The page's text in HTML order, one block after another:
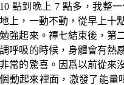
10 點到晚上 7 點多，我整
地上，一動不動，從早上十
勉強起來。禪七結束後，第
調呼吸的時候，身體會有熱
非常的驚喜。因爲以前從來
個動起來裡面，激發了能量